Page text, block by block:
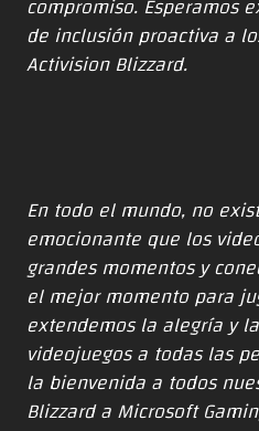
de inclusión proactiva a
Activision Blizzard.
En todo el mundo, no
emocionante que los
grandes momentos y
el mejor momento para
extendemos la alegría y
videojuegos a todas las
la bienvenida a todos
Blizzard a Microsoft